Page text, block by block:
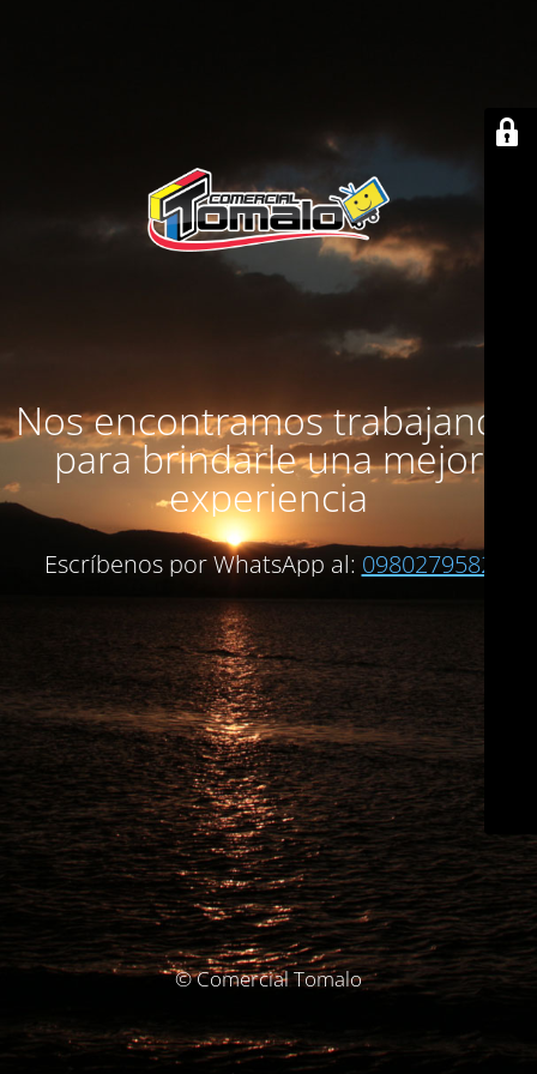
Nos encontramos trabajando
para brindarle una mejor
experiencia
Escríbenos por WhatsApp al: 0980279582
© Comercial Tomalo